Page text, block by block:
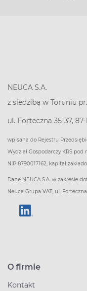
NEUCA S.A.
z siedzibą w Toruniu
ul. Forteczna 35-37, 87-
wpisana do Rejestru
Wydział Gospodarczy KRS
NIP 8790017162, kapitał
Dane NEUCA S.A. w zakresie
Neuca Grupa VAT, ul.
O firmie
Kontakt